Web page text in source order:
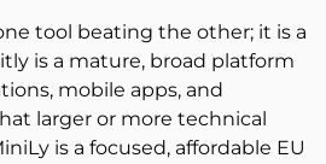
tool beating the other; it is a
is a mature, broad platform
mobile apps, and
larger or more technical
is a focused, affordable EU